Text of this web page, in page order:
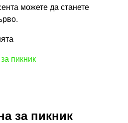
можете да станете
пикник
за пикник